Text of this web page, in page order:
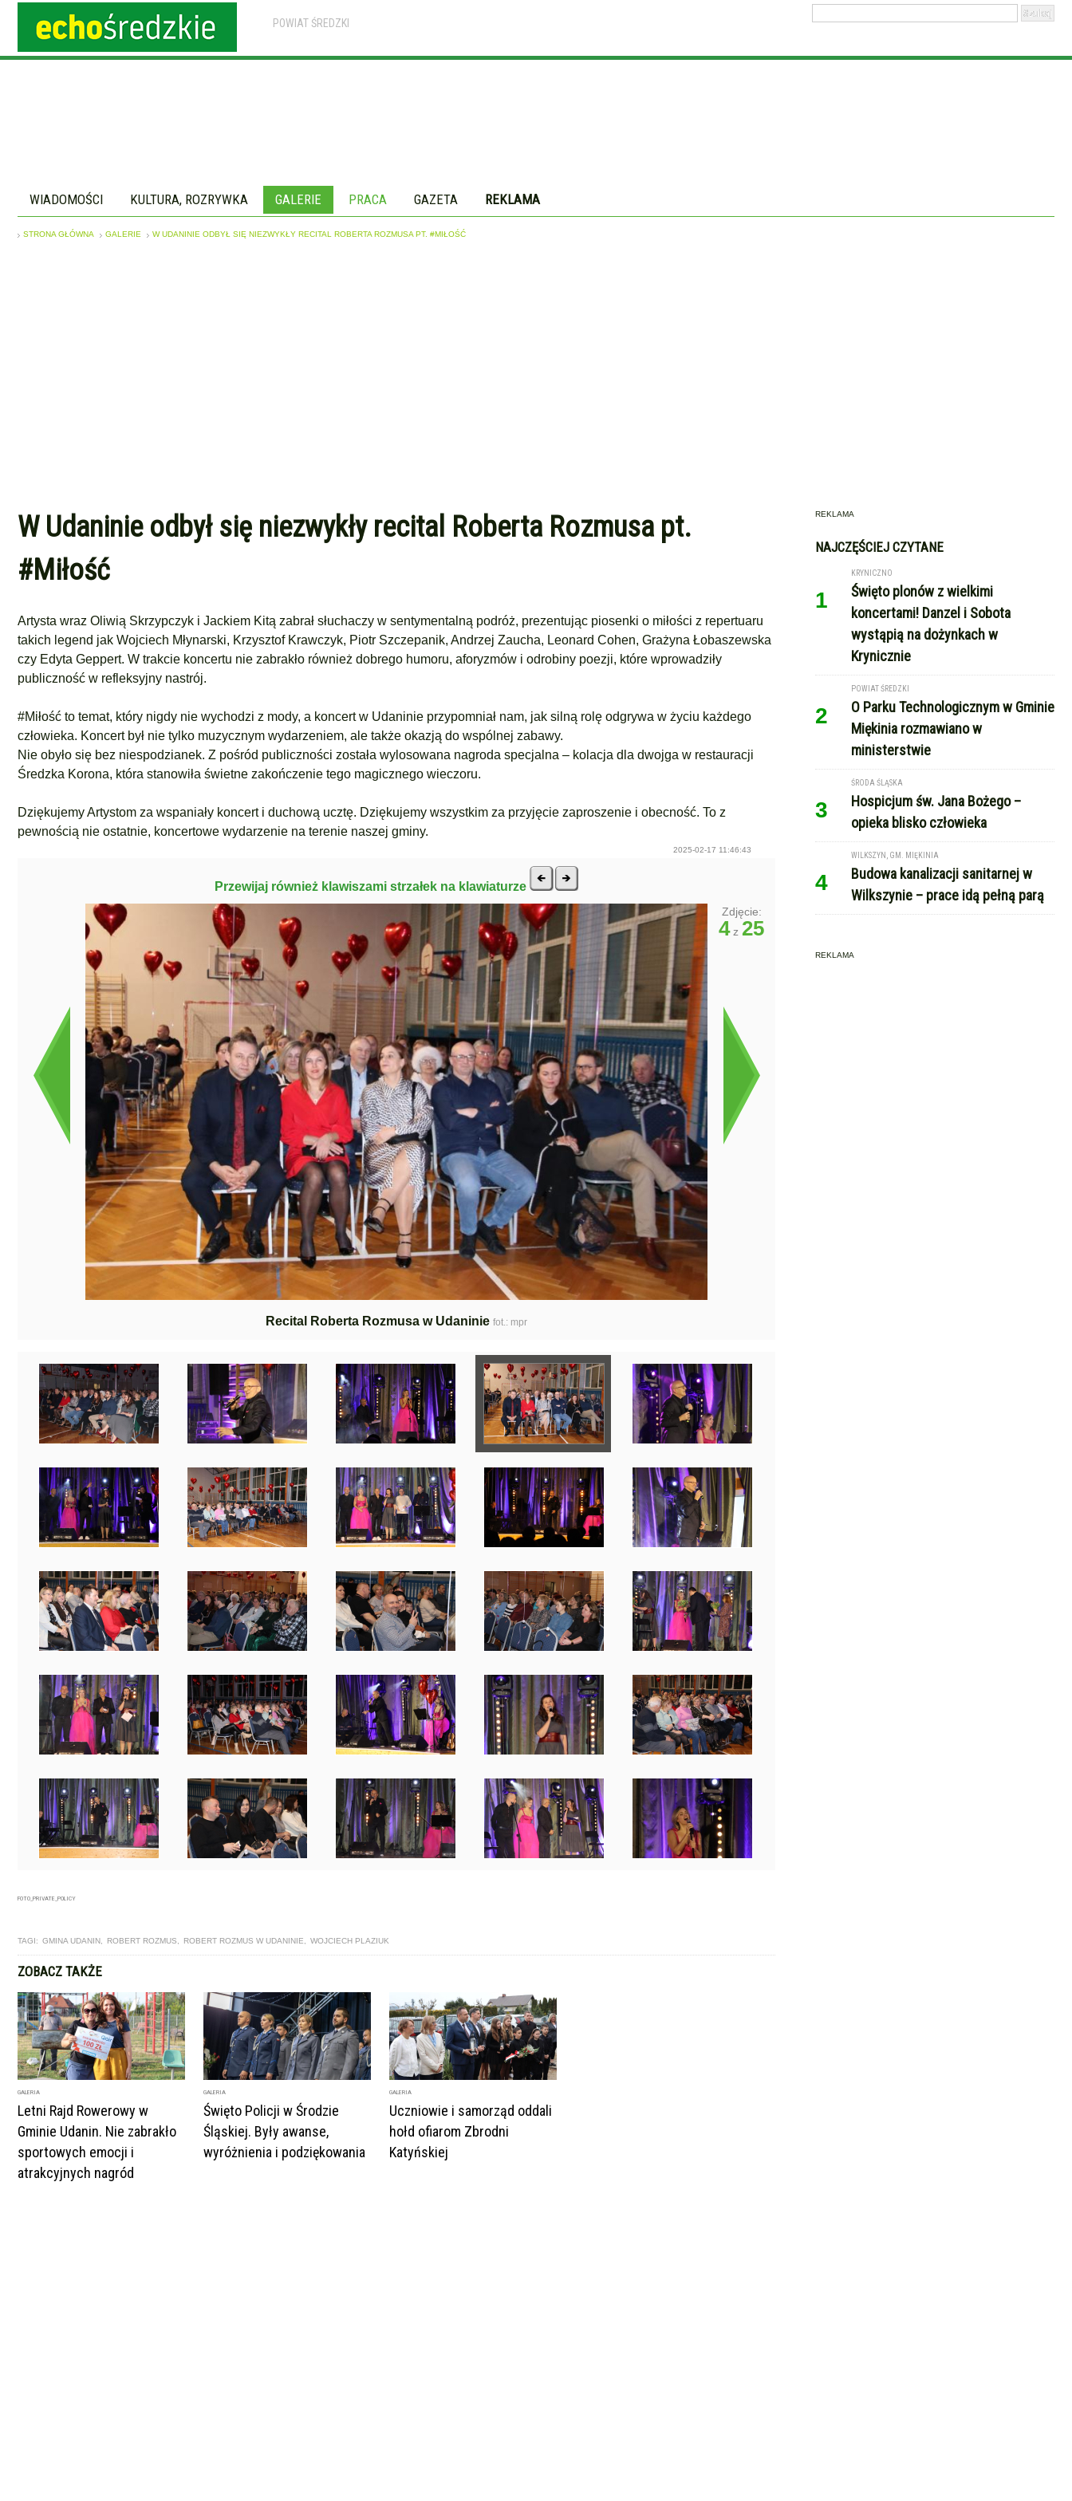
POWIAT ŚREDZKI
WIADOMOŚCI KULTURA, ROZRYWKA GALERIE PRACA GAZETA REKLAMA
STRONA GŁÓWNA GALERIE W UDANINIE ODBYŁ SIĘ NIEZWYKŁY RECITAL ROBERTA ROZMUSA PT. #MIŁOŚĆ
W Udaninie odbył się niezwykły recital Roberta Rozmusa pt.
#Miłość
Artysta wraz Oliwią Skrzypczyk i Jackiem Kitą zabrał słuchaczy w sentymentalną podróż, prezentując piosenki o miłości z repertuaru
takich legend jak Wojciech Młynarski, Krzysztof Krawczyk, Piotr Szczepanik, Andrzej Zaucha, Leonard Cohen, Grażyna Łobaszewska
czy Edyta Geppert. W trakcie koncertu nie zabrakło również dobrego humoru, aforyzmów i odrobiny poezji, które wprowadziły
publiczność w refleksyjny nastrój.
#Miłość to temat, który nigdy nie wychodzi z mody, a koncert w Udaninie przypomniał nam, jak silną rolę odgrywa w życiu każdego
człowieka. Koncert był nie tylko muzycznym wydarzeniem, ale także okazją do wspólnej zabawy.
Nie obyło się bez niespodzianek. Z pośród publiczności została wylosowana nagroda specjalna – kolacja dla dwojga w restauracji
Średzka Korona, która stanowiła świetne zakończenie tego magicznego wieczoru.
Dziękujemy Artystom za wspaniały koncert i duchową ucztę. Dziękujemy wszystkim za przyjęcie zaproszenie i obecność. To z
pewnością nie ostatnie, koncertowe wydarzenie na terenie naszej gminy.
2025-02-17 11:46:43
Przewijaj również klawiszami strzałek na klawiaturze
Recital Roberta Rozmusa w Udaninie fot.: mpr
Zdjęcie:
4z 25
FOTO_PRIVATE_POLICY
TAGI: GMINA UDANIN ROBERT ROZMUS ROBERT ROZMUS W UDANINIE WOJCIECH PLAZIUK
ZOBACZ TAKŻE
GALERIA
Letni Rajd Rowerowy w
Gminie Udanin. Nie zabrakło
sportowych emocji i
atrakcyjnych nagród
GALERIA
Święto Policji w Środzie
Śląskiej. Były awanse,
wyróżnienia i podziękowania
GALERIA
Uczniowie i samorząd oddali
hołd ofiarom Zbrodni
Katyńskiej
REKLAMA
NAJCZĘŚCIEJ CZYTANE
1
KRYNICZNO
Święto plonów z wielkimi
koncertami! Danzel i Sobota
wystąpią na dożynkach w
Krynicznie
2
POWIAT ŚREDZKI
O Parku Technologicznym w Gminie
Miękinia rozmawiano w
ministerstwie
3
ŚRODA ŚLĄSKA
Hospicjum św. Jana Bożego –
opieka blisko człowieka
4
WILKSZYN, GM. MIĘKINIA
Budowa kanalizacji sanitarnej w
Wilkszynie – prace idą pełną parą
REKLAMA